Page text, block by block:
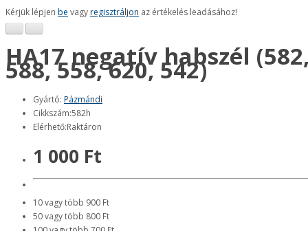
Kérjük lépjen be vagyregisztráljon az értékelés leadásához!
HA17 negatív habszél
588, 558, 620, 542)
Gyártó: Pázmándi
Cikkszám:582h
Elérhető:Raktáron
1 000 Ft
10 vagy több 900 Ft
50 vagy több 800 Ft